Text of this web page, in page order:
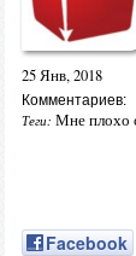
25 Янв, 2018
Комментариев:
Теги: Мне плохо
Facebook